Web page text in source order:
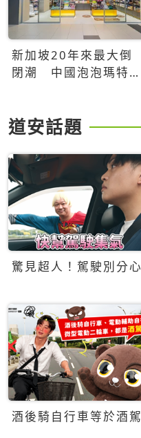
新加坡20年來最大倒
閉潮 中國泡泡瑪特、
道安話題
驚見超人！駕駛別分心
酒後騎自行車等於酒駕